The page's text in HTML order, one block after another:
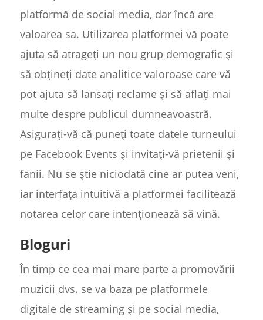
platformă de social media, dar încă are
valoarea sa. Utilizarea platformei vă poate
ajuta să atrageți un nou grup demografic și
să obțineți date analitice valoroase care vă
pot ajuta să lansați reclame și să aflați mai
multe despre publicul dumneavoastră.
Asigurați-vă că puneți toate datele turneului
pe Facebook Events și invitați-vă prietenii și
fanii. Nu se știe niciodată cine ar putea veni,
iar interfața intuitivă a platformei facilitează
notarea celor care intenționează să vină.
Bloguri
În timp ce cea mai mare parte a promovării
muzicii dvs. se va baza pe platformele
digitale de streaming și pe social media,